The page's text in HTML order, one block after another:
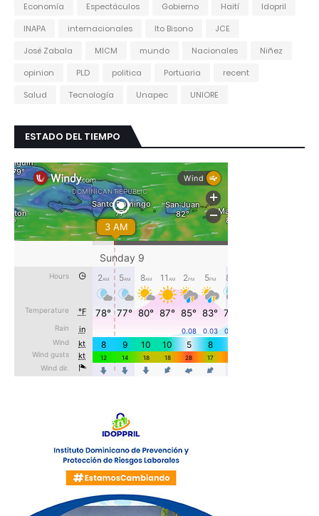
Economía
Espectáculos Gobierno Haití
Idopril
INAPA
internacionales Ito Bisono
JCE
José Zabala
MICM mundo Nacionales
Niñez
opinion
PLD politica Portuaria
recent
Salud
Tecnología Unapec UNIORE
ESTADO DEL TIEMPO